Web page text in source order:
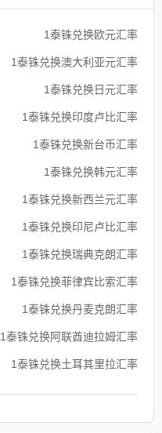
1泰铢兑换欧元汇率
1泰铢兑换澳大利亚元汇率
1泰铢兑换日元汇率
1泰铢兑换印度卢比汇率
1泰铢兑换新台币汇率
1泰铢兑换韩元汇率
1泰铢兑换新西兰元汇率
1泰铢兑换印尼卢比汇率
1泰铢兑换瑞典克朗汇率
1泰铢兑换菲律宾比索汇率
1泰铢兑换丹麦克朗汇率
1泰铢兑换阿联酋迪拉姆汇率
1泰铢兑换土耳其里拉汇率